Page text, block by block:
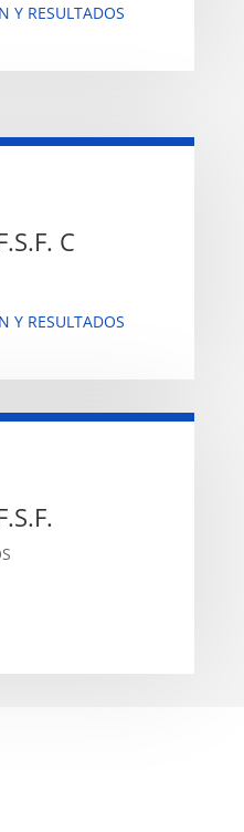
Y RESULTADOS
C
Y RESULTADOS